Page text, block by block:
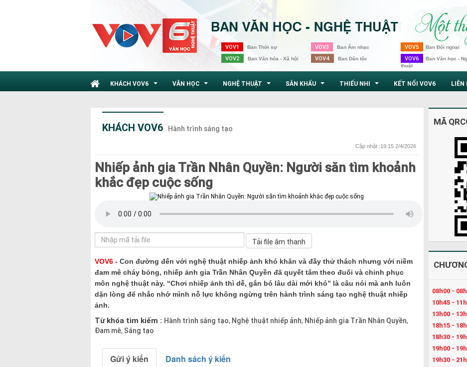
VOV1 Ban Thời sự
VOV2 Ban Văn hóa - Xã hội
VOV3 Ban Âm nhạc
VOV4 Ban Dân tộc
VOV5 Ban Đối ngoại
VOV6 Ban Văn học -
thuật
KHÁCH VOV6 VĂN HỌC NGHỆ THUẬT SÂN KHẤU THIẾU NHI KẾT NỐI VOV6 LIÊN
KHÁCH VOV6 Hành trình sáng tạo
Cập nhật :19:15 2/4/2026
Nhiếp ảnh gia Trần Nhân Quyền: Người săn tìm khoảnh
khắc đẹp cuộc sống
VOV6 - Con đường đến với nghệ thuật nhiếp ảnh khó khăn và đầy thử thách nhưng với niềm
đam mê cháy bỏng, nhiếp ảnh gia Trần Nhân Quyền đã quyết tâm theo đuổi và chinh phục
môn nghệ thuật này. “Chơi nhiếp ảnh thì dễ, gắn bó lâu dài mới khó” là câu nói mà anh luôn
dặn lòng để nhắc nhớ mình nỗ lực không ngừng trên hành trình sáng tạo nghệ thuật nhiếp
ảnh.
Từ khóa tìm kiếm : Hành trình sáng tạo, Nghệ thuật nhiếp ảnh, Nhiếp ảnh gia Trần Nhân Quyền,
Đam mê, Sáng tạo
MÃ
08h00 -
10h45 -
13h00 -
18h15 -
18h30 -
19h00 -
19h30 -